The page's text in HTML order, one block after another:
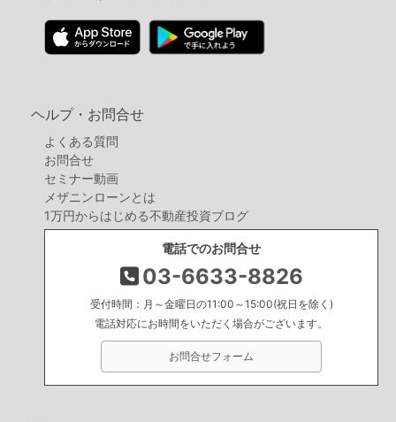
ヘルプ・お問合せ
よくある質問
お問合せ
セミナー動画
メザニンローンとは
1万円からはじめる不動産投資ブログ
電話でのお問合せ
03-6633-8826
受付時間：月～金曜日の11:00～15:00(祝日を除く)
電話対応にお時間をいただく場合がございます。
お問合せフォーム